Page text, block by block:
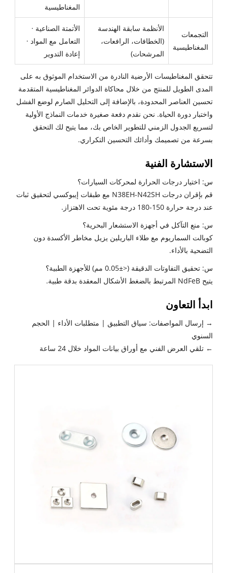
المغناطيسية
التجمعات
المغناطيسية
الأنظمة سابقة الهندسة
(الخطافات، الرافعات،
المرشحات)
الأتمتة الصناعية ·
التعامل مع المواد ·
إعادة التدوير
تتحقق المغناطيسات الأرضية النادرة من الاستخدام الموثوق به على
المدى الطويل للمنتج من خلال محاكاة الدوائر المغناطيسية المتقدمة
تحسين العناصر المحدودة، بالإضافة إلى التحليل الصارم لوضع الفشل
واختبار دورة الحياة. نحن نقدم دفعة صغيرة خدمات النماذج الأولية
لتسريع الجدول الزمني للتطوير الخاص بك، مما يتيح لك التحقق
بسرعة من تصميمك وأدائك التحسين التكراري.
الاستشارة الفنية
س: اختيار درجات الحرارة لمحركات السيارات؟
قم بإقران درجات N38EH-N42SH مع طبقات إيبوكسي لتحقيق ثبات
عند درجة حرارة 150-180 درجة مئوية تحت الاهتزاز.
س: منع التآكل في أجهزة الاستشعار البحرية؟
كوبالت السماريوم مع طلاء الباريلين يزيل مخاطر الأكسدة دون
التضحية بالأداء.
س: تحقيق التفاوتات الدقيقة (<±0.05 مم) للأجهزة الطبية؟
يتيح NdFeB المرتبط بالضغط الأشكال المعقدة بدقة طبية.
ابدأ التعاون
→ إرسال المواصفات: سياق التطبيق | متطلبات الأداء | الحجم
السنوي
← تلقي العرض الفني مع أوراق بيانات المواد خلال 24 ساعة